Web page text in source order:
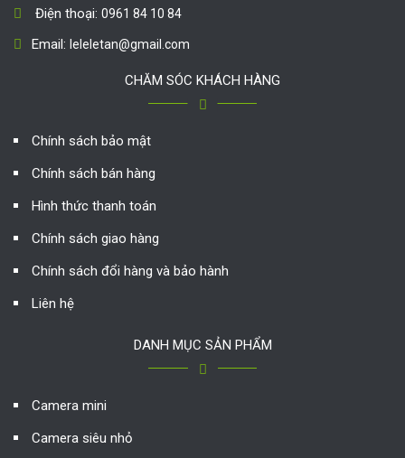
Điện thoại: 0961 84 10 84
Email: leleletan@gmail.com
CHĂM SÓC KHÁCH HÀNG
Chính sách bảo mật
Chính sách bán hàng
Hình thức thanh toán
Chính sách giao hàng
Chính sách đổi hàng và bảo hành
Liên hệ
DANH MỤC SẢN PHẨM
Camera mini
Camera siêu nhỏ